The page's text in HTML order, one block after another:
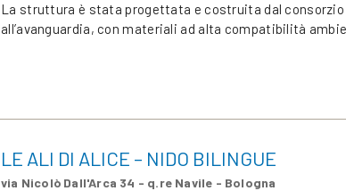
La struttura è stata progettata e costruita dal
all’avanguardia, con materiali ad alta compatibilità
LE ALI DI ALICE – NIDO BILINGUE
via Nicolò Dall'Arca 34 - q.re Navile - Bologna